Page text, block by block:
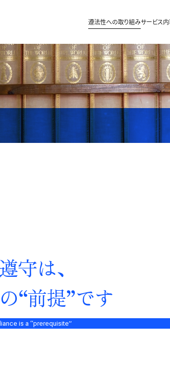
遵法性への取り組みサービス
守は、
“前提”です
is a “prerequisite”